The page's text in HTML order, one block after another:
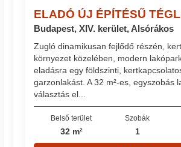
ELADÓ ÚJ ÉPÍTÉSŰ
Budapest, XIV. kerület, Alsórákos
Zugló dinamikusan fejlődő részén,
környezet közelében, modern
eladásra egy földszinti,
garzonlakást. A 32 m²-es, egyszobás
választás el...
Belső terület
32 m²
Szobák
1